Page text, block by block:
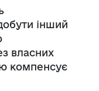
інший
власних
компенсує